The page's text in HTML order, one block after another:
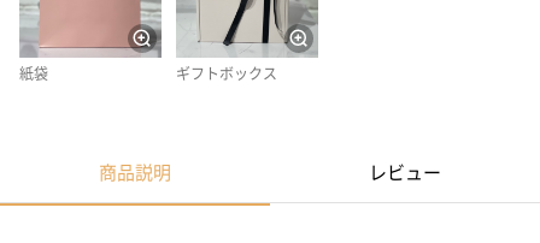
紙袋 ギフトボックス
商品説明 レビュー